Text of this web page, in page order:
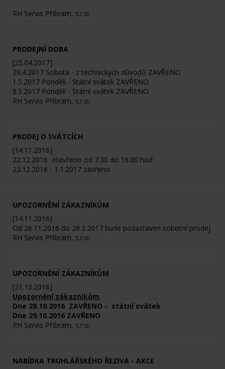
RH Servis Příbram, s.r.o.
PRODEJNÍ DOBA
[25.04.2017]
29.4.2017 Sobota - z technických důvodů ZAVŘENO
1.5.2017 Pondělí - Státní svátek ZAVŘENO
8.5.2017 Pondělí - Státní svátek ZAVŘENO
RH Servis Příbram, s.r.o.
PRODEJ O SVÁTCÍCH
[14.11.2016]
22.12.2016 otevřeno od 7.30 do 16.00 hod
23.12.2016 - 1.1.2017 zavřeno
UPOZORNĚNÍ ZÁKAZNÍKŮM
[14.11.2016]
Od 26.11.2016 do 28.2.2017 bude pozastaven sobotní prodej.
RH Servis Příbram, s.r.o.
UPOZORNĚNÍ ZÁKAZNÍKŮM
[21.10.2016]
Upozornění zákazníkům
Dne 28.10.2016 ZAVŘENO - státní svátek
Dne 29.10.2016 ZAVŘENO
RH Servis Příbram, s.r.o.
NABÍDKA TRUHLÁŘSKÉHO ŘEZIVA - AKCE